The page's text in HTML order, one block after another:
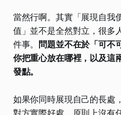
當然行啊。其實「展現自我
值」並不是全然對立，很多
件事。 問題並不在於「可不
你把重心放在哪裡，以及這
發點。
如果你同時展現自己的長處
對方實際好處，原則上沒有